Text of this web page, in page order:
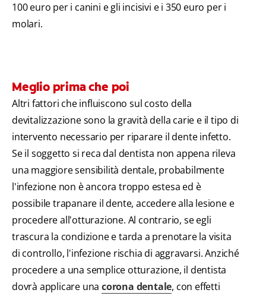
100 euro per i canini e gli incisivi e i 350 euro per i
molari.
Meglio prima che poi
Altri fattori che influiscono sul costo della
devitalizzazione sono la gravità della carie e il tipo di
intervento necessario per riparare il dente infetto.
Se il soggetto si reca dal dentista non appena rileva
una maggiore sensibilità dentale, probabilmente
l'infezione non è ancora troppo estesa ed è
possibile trapanare il dente, accedere alla lesione e
procedere all'otturazione. Al contrario, se egli
trascura la condizione e tarda a prenotare la visita
di controllo, l'infezione rischia di aggravarsi. Anziché
procedere a una semplice otturazione, il dentista
dovrà applicare unacorona dentale, con effetti